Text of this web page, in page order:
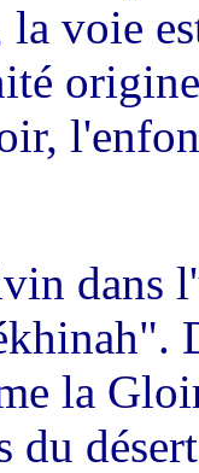
voie
dans
la
du